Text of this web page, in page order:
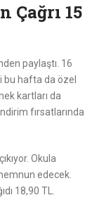
Çağrı 15
paylaştı. 16
bu hafta da özel
kartları da
fırsatlarında
Okula
edecek.
18,90 TL.